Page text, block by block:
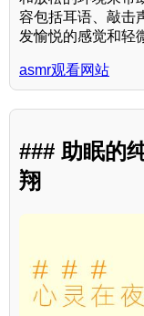
容包括耳语、敲击
发愉悦的感觉和轻
asmr观看网站
### 助眠的
翔